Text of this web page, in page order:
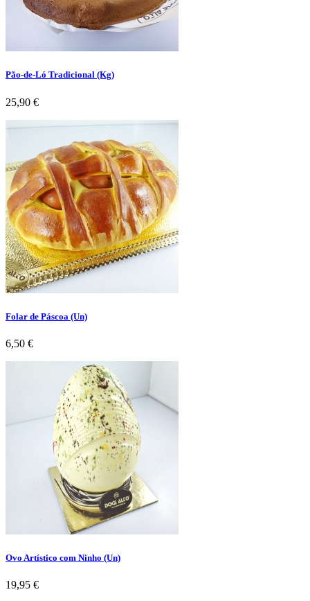
Pão-de-Ló Tradicional (Kg)
Preço
25,90 €
Folar de Páscoa (Un)
Preço
6,50 €
Ovo Artístico com Ninho (Un)
Preço
19,95 €